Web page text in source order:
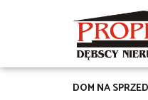
DOM NA